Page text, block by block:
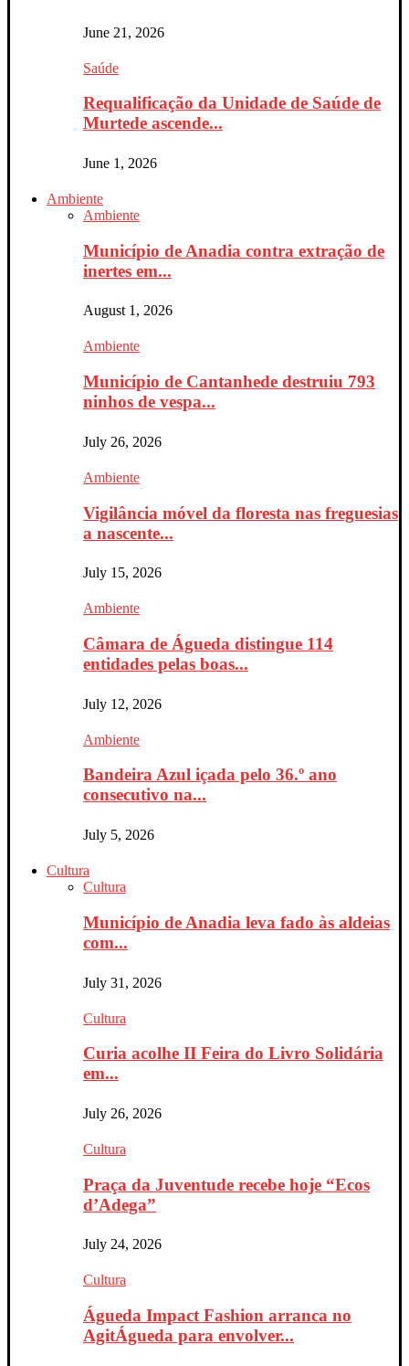
June 21, 2026
Saúde
Requalificação da Unidade de Saúde de
Murtede ascende...
June 1, 2026
Ambiente
Ambiente
Município de Anadia contra extração de
inertes em...
August 1, 2026
Ambiente
Município de Cantanhede destruiu 793
ninhos de vespa...
July 26, 2026
Ambiente
Vigilância móvel da floresta nas freguesias
a nascente...
July 15, 2026
Ambiente
Câmara de Águeda distingue 114
entidades pelas boas...
July 12, 2026
Ambiente
Bandeira Azul içada pelo 36.º ano
consecutivo na...
July 5, 2026
Cultura
Cultura
Município de Anadia leva fado às aldeias
com...
July 31, 2026
Cultura
Curia acolhe II Feira do Livro Solidária
em...
July 26, 2026
Cultura
Praça da Juventude recebe hoje “Ecos
d’Adega”
July 24, 2026
Cultura
Águeda Impact Fashion arranca no
AgitÁgueda para envolver...